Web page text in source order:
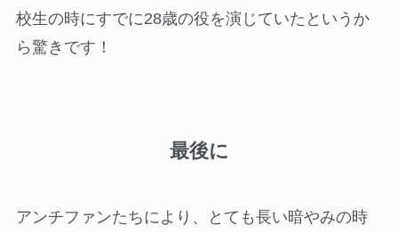
校生の時にすでに28歳の役を演じていたというか
ら驚きです！
最後に
アンチファンたちにより、とても長い暗やみの時